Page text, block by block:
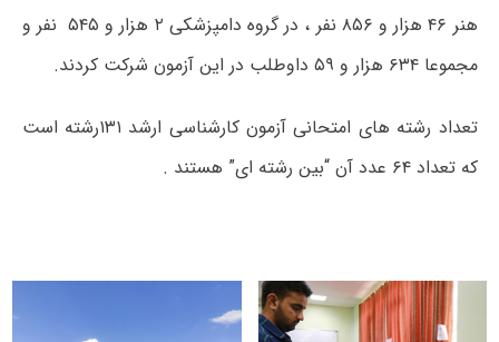
هنر ۴۶ هزار و ۸۵۶ نفر ، در گروه دامپزشکی ۲ هزار و ۵۴۵ نفر و
مجموعا ۶۳۴ هزار و ۵۹ داوطلب در این آزمون شرکت کردند.
تعداد رشته های امتحانی آزمون کارشناسی ارشد ۱۳۱رشته است
که تعداد ۶۴ عدد آن “بین رشته ای” هستند .